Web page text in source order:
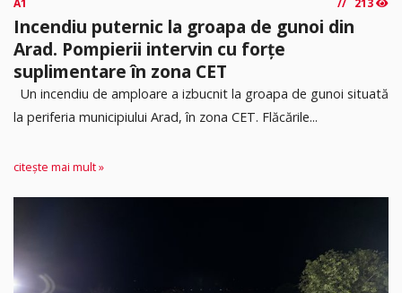
Incendiu puternic la groapa de gunoi din
Arad. Pompierii intervin cu forțe
suplimentare în zona CET
Un incendiu de amploare a izbucnit la groapa de gunoi situată
la periferia municipiului Arad, în zona CET. Flăcările...
citește mai mult »